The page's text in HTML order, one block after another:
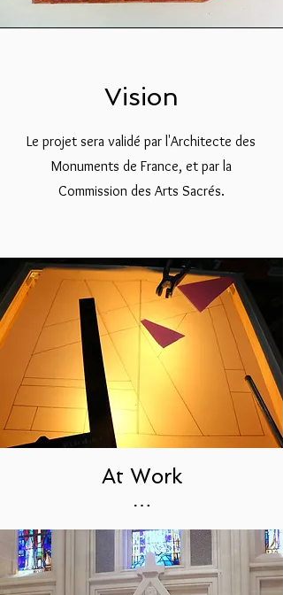
Vision
Le projet sera validé par l'Architecte des
Monuments de France, et par la
Commission des Arts Sacrés.
At Work
…